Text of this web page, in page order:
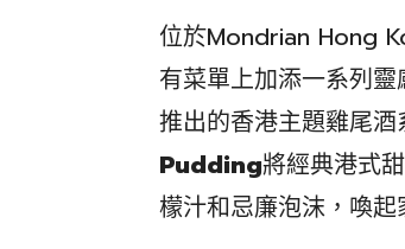
位於Mondrian Hong
有菜單上加添一系列
推出的香港主題雞尾
Pudding將經典港式
檬汁和忌廉泡沫，喚起